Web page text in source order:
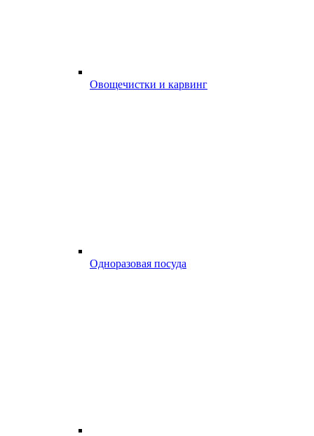
Овощечистки и карвинг
Одноразовая посуда